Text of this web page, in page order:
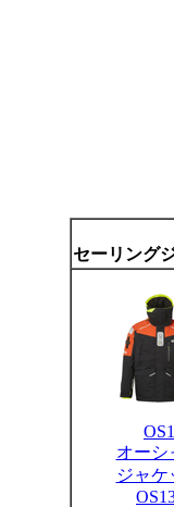
セーリング
OS1
オーシ
ジャケ